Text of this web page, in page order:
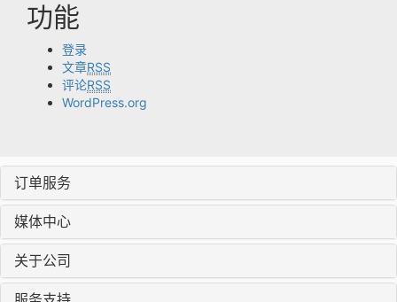
功能
登录
文章RSS
评论RSS
WordPress.org
订单服务
媒体中心
关于公司